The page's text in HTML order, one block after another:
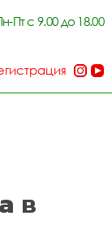
Пт с 9.00 до 18.00
в